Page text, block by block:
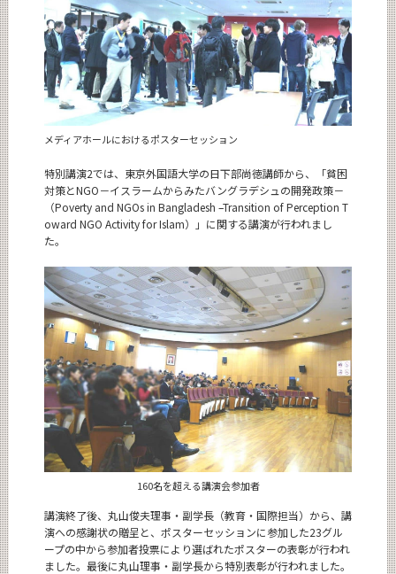
メディアホールにおけるポスターセッション
特別講演2では、東京外国語大学の日下部尚徳講師から、「貧困
対策とNGO－イスラームからみたバングラデシュの開発政策－
（Poverty and NGOs in Bangladesh –Transition of Perception T
oward NGO Activity for Islam）」に関する講演が行われまし
た。
160名を超える講演会参加者
講演終了後、丸山俊夫理事・副学長（教育・国際担当）から、講
演への感謝状の贈呈と、ポスターセッションに参加した23グル
ープの中から参加者投票により選ばれたポスターの表彰が行われ
ました。最後に丸山理事・副学長から特別表彰が行われました。